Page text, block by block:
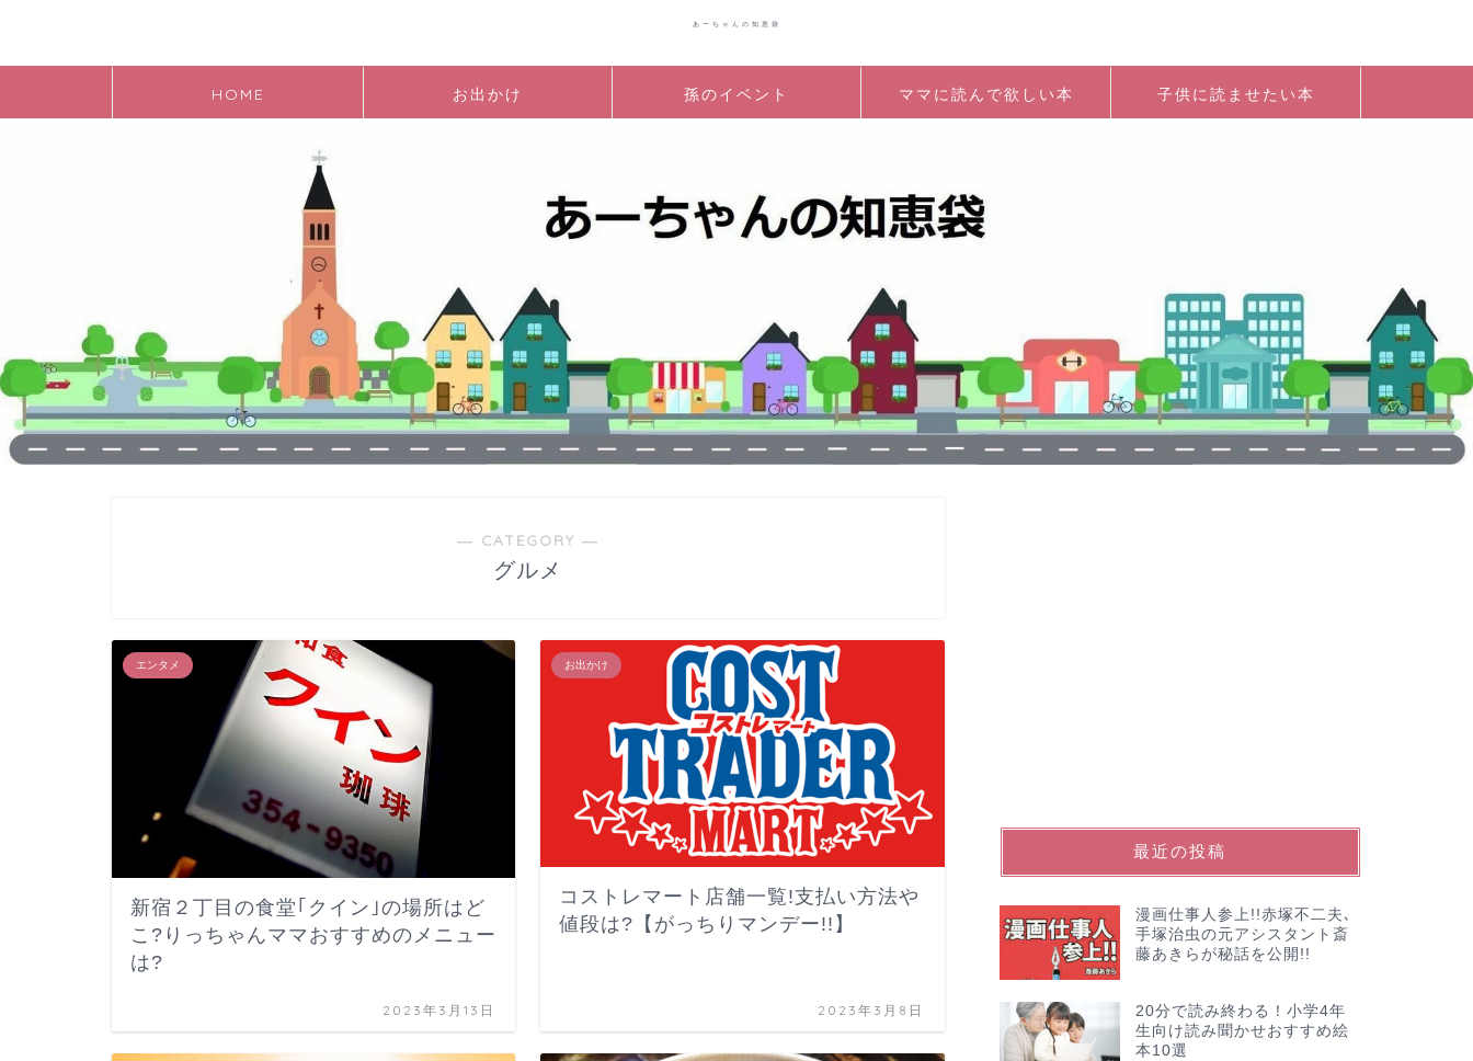
あーちゃんの知恵袋
HOME お出かけ 孫のイベント ママに読んで欲しい本 子供に読ませたい本
― CATEGORY ―
グルメ
エンタメ
新宿２丁目の食堂｢クイン｣の場所はど
こ?りっちゃんママおすすめのメニュー
は?
2023年3月13日
お出かけ
コストレマート店舗一覧!支払い方法や
値段は?【がっちりマンデー!!】
2023年3月8日
最近の投稿
漫画仕事人参上!!赤塚不二夫､
手塚治虫の元アシスタント斎
藤あきらが秘話を公開!!
20分で読み終わる！小学4年
生向け読み聞かせおすすめ絵
本10選